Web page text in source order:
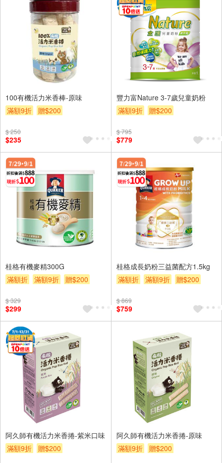
100有機活力米香棒-原味
滿額9折
贈$200
$ 250
$235
豐力富Nature 3-7歲兒童奶粉
滿額9折
贈$200
$ 795
$779
桂格有機麥精300G
滿額折
滿額9折 贈$200
$ 329
$299
桂格成長奶粉三益菌配方1.5kg
滿額折
滿額9折 贈$200
$ 869
$759
阿久師有機活力米香捲-紫米口味
滿額9折
贈$200
阿久師有機活力米香捲-原味
滿額9折
贈$200